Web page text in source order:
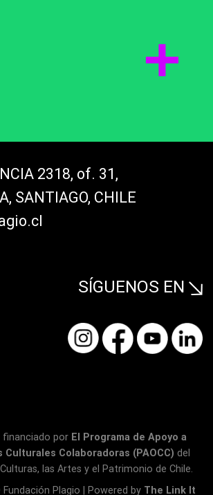
2318, of. 31,
SANTIAGO, CHILE
SÍGUENOS EN
financiado por El Programa de Apoyo a
Culturales Colaboradoras (PAOCC) del
las Artes y el Patrimonio de Chile.
Plagio | Powered by The Link It